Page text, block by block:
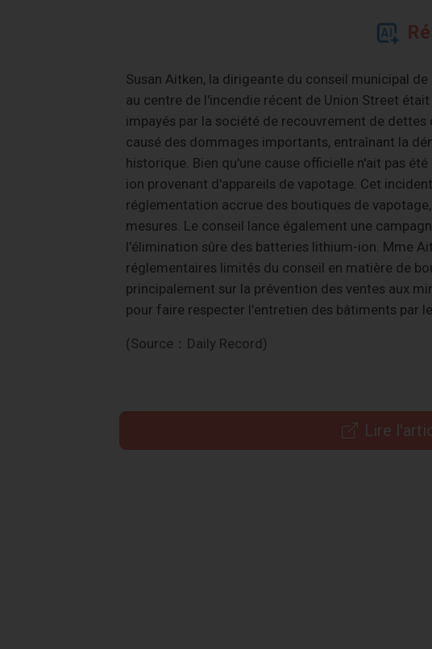
Susan Aitken, la dirigeante du conseil municipal
au centre de l'incendie récent de Union Street
impayés par la société de recouvrement de dettes
causé des dommages importants, entraînant la
historique. Bien qu'une cause officielle n'ait pas
ion provenant d'appareils de vapotage. Cet
réglementation accrue des boutiques de
mesures. Le conseil lance également une
l'élimination sûre des batteries lithium-ion. Mme
réglementaires limités du conseil en matière de
principalement sur la prévention des ventes aux
pour faire respecter l'entretien des bâtiments par
(Source：Daily Record)
Lire